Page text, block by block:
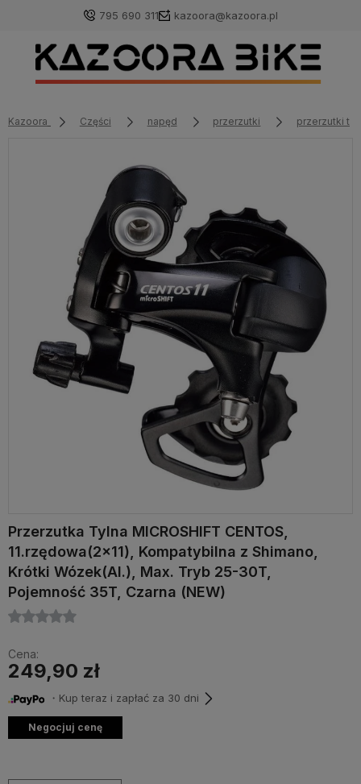
795 690 311 kazoora@kazoora.pl
Kazoora Części napęd przerzutki przerzutki
Przerzutka Tylna MICROSHIFT CENTOS,
11.rzędowa(2x11), Kompatybilna z Shimano,
Krótki Wózek(Al.), Max. Tryb 25-30T,
Pojemność 35T, Czarna (NEW)
Cena:
249,90 zł
・Kup teraz i zapłać za 30 dni
Negocjuj cenę